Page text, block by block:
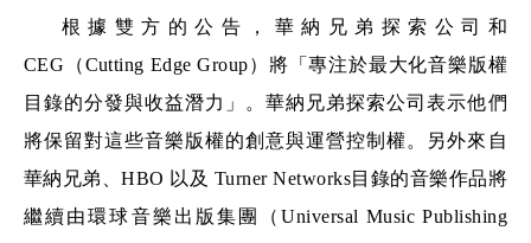
根據雙方的公告，華納兄弟探索公司和
CEG（Cutting Edge Group）將「專注於最大化音樂版權
目錄的分發與收益潛力」。華納兄弟探索公司表示他們
將保留對這些音樂版權的創意與運營控制權。另外來自
華納兄弟、HBO 以及 Turner Networks目錄的音樂作品將
繼續由環球音樂出版集團（Universal Music Publishing